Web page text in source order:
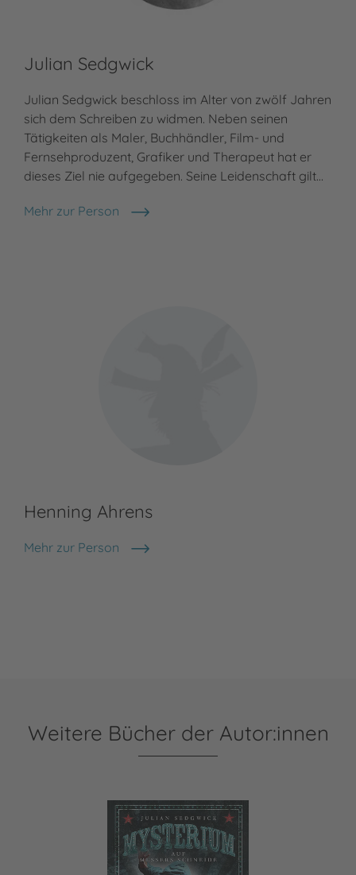
Julian Sedgwick
Julian Sedgwick beschloss im Alter von zwölf Jahren
sich dem Schreiben zu widmen. Neben seinen
Tätigkeiten als Maler, Buchhändler, Film- und
Fernsehproduzent, Grafiker und Therapeut hat er
dieses Ziel nie aufgegeben. Seine Leidenschaft gilt…
Mehr zur Person
Julian Sedgwick
Henning Ahrens
Mehr zur Person
Henning Ahrens
Weitere Bücher der Autor:innen